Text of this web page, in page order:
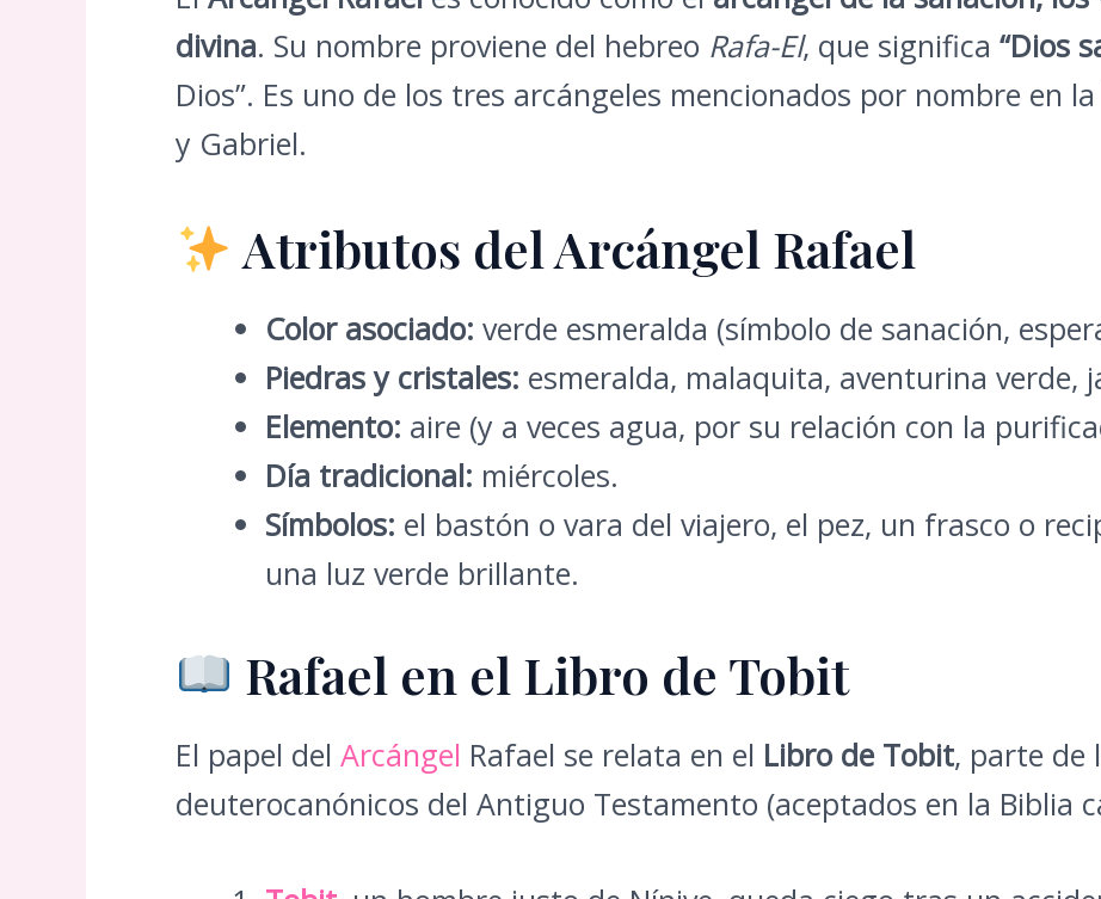
divina. Su nombre proviene del hebreo Rafa-El, que significa “Dios
Dios”. Es uno de los tres arcángeles mencionados por nombre en
y Gabriel.
Atributos del Arcángel Rafael
Color asociado: verde esmeralda (símbolo de sanación,
Piedras y cristales: esmeralda, malaquita, aventurina verde,
Elemento: aire (y a veces agua, por su relación con la
Día tradicional: miércoles.
Símbolos: el bastón o vara del viajero, el pez, un frasco o
una luz verde brillante.
Rafael en el Libro de Tobit
El papel del Arcángel Rafael se relata en el Libro de Tobit, parte de
deuterocanónicos del Antiguo Testamento (aceptados en la Biblia